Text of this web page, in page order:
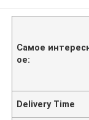
Самое
ое:
Delivery Time